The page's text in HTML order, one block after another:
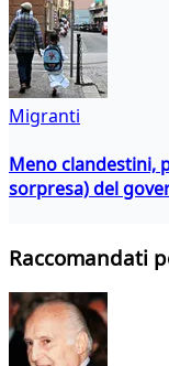
Migranti
Meno clandestini,
sorpresa) del
Raccomandati